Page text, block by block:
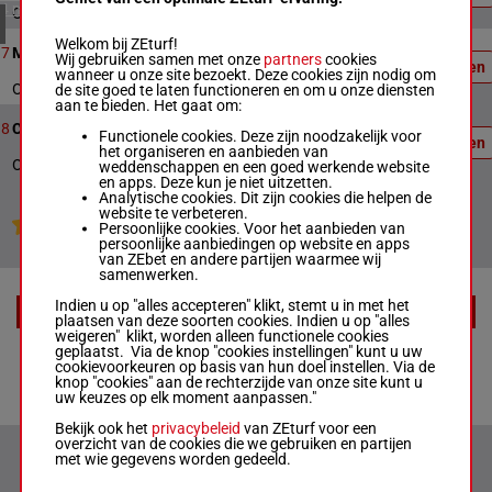
4 meeting(s)
Officiële uitslag : 5 - 2 - 1
7Montélopp 12 2140m14:49uitslag:
3 - 6 - 7
Uitslagen
Officiële uitslag : 3 - 6 - 7
8Course 8 6 2140m 15:08
uitslag:
1 - 3 - 6
Uitslagen
Officiële uitslag : 1 - 3 - 6
Jouw favoriete paarden
EXTRA
Racecards
Welkom bij ZEturf!
Wij gebruiken samen met onze partnerscookies
wanneer u onze site bezoekt. Deze cookies zijn nodig om
de site goed te laten functioneren en om u onze diensten
aan te bieden. Het gaat om:
Functionele cookies. Deze zijn noodzakelijk voor
het organiseren en aanbieden van
weddenschappen en een goed werkende website
en apps. Deze kun je niet uitzetten.
Analytische cookies. Dit zijn cookies die helpen de
website te verbeteren.
Persoonlijke cookies. Voor het aanbieden van
persoonlijke aanbiedingen op website en apps
van ZEbet en andere partijen waarmee wij
samenwerken.
Indien u op "alles accepteren" klikt, stemt u in met het
plaatsen van deze soorten cookies. Indien u op "alles
weigeren" klikt, worden alleen functionele cookies
geplaatst. Via de knop "cookies instellingen" kunt u uw
cookievoorkeuren op basis van hun doel instellen. Via de
knop "cookies" aan de rechterzijde van onze site kunt u
uw keuzes op elk moment aanpassen."
Bekijk ook het privacybeleid van ZEturf voor een
overzicht van de cookies die we gebruiken en partijen
met wie gegevens worden gedeeld.